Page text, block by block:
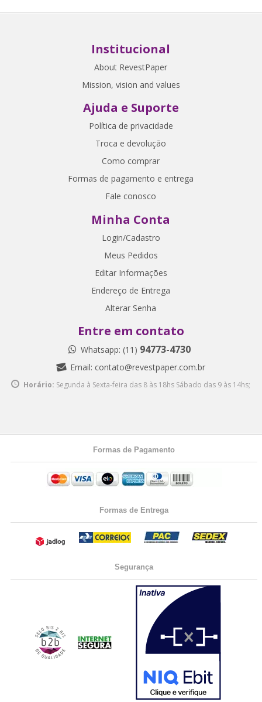
Institucional
About RevestPaper
Mission, vision and values
Ajuda e Suporte
Política de privacidade
Troca e devolução
Como comprar
Formas de pagamento e entrega
Fale conosco
Minha Conta
Login/Cadastro
Meus Pedidos
Editar Informações
Endereço de Entrega
Alterar Senha
Entre em contato
Whatsapp: (11) 94773-4730
Email: contato@revestpaper.com.br
Horário: Segunda à Sexta-feira das 8 às 18hs Sábado das 9 às 14hs;
Formas de Pagamento
Formas de Entrega
Segurança